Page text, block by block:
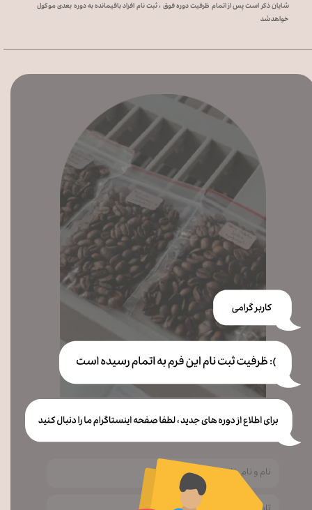
​​​​​​​شایان ذکر است پس از اتمام ظرفیت دوره فوق ، ثبت نام افراد باقیمانده به دوره بعدی موکول
خواهد شد
فرم ثبت نام در دوره